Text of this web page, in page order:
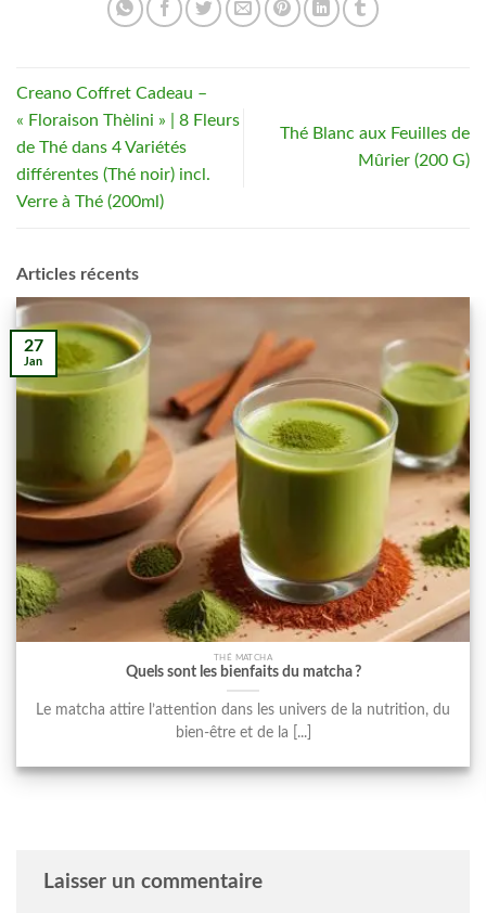
Creano Coffret Cadeau –
« Floraison Thèlini » | 8 Fleurs
de Thé dans 4 Variétés
différentes (Thé noir) incl.
Verre à Thé (200ml)
Thé Blanc aux Feuilles de
Mûrier (200 G)
Articles récents
THÉ MATCHA
Quels sont les bienfaits du matcha ?
Le matcha attire l’attention dans les univers de la nutrition, du
bien-être et de la [...]
27
Jan
Laisser un commentaire